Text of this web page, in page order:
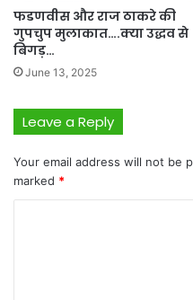
फडणवीस और राज ठाकरे की
गुपचुप मुलाकात….क्या उद्धव से
बिगड़…
June 13, 2025
Leave a Reply
Your email address will not be
marked *